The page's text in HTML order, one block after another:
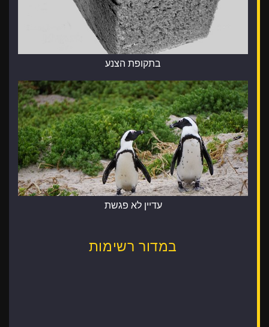
בתקופת הצנע
עדיין לא פגשת
במדור רשימות